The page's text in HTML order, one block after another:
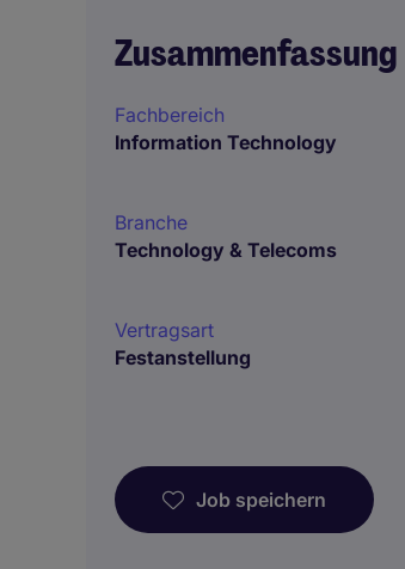
Zusammenfassung
Fachbereich
Information Technology
Branche
Technology & Telecoms
Vertragsart
Festanstellung
Job speichern